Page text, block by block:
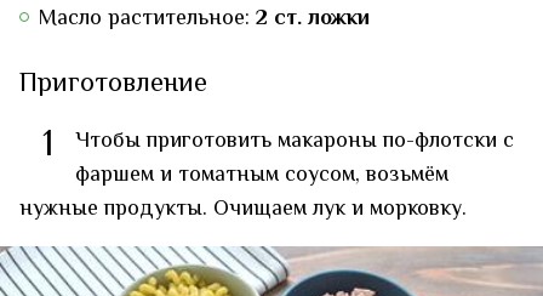
Масло растительное: 2 ст. ложки
Приготовление
1
Чтобы приготовить макароны по-флотски с
фаршем и томатным соусом, возьмём
нужные продукты. Очищаем лук и морковку.